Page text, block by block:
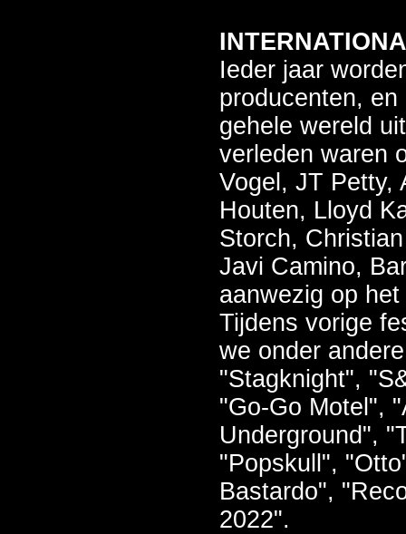
Ieder jaar
producenten,
gehele wereld
verleden waren
Vogel, JT Petty,
Houten, Lloyd
Storch,
Javi Camino,
aanwezig op
Tijdens vorige
we onder
"Stagknight",
"Go-Go Motel",
Underground",
"Popskull",
Bastardo",
2022".